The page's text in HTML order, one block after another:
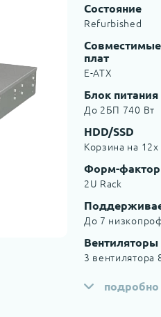
Состояние
Refurbished
плат
E-ATX
Блок питания
До 2БП 740 Вт
HDD/SSD
Корзина на 12x
Форм-фактор
2U Rack
До 7
Вентиляторы
3
подробно